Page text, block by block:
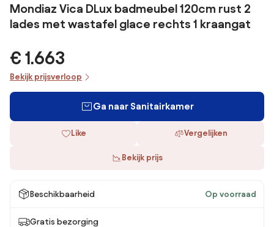
Mondiaz Vica DLux badmeubel 120cm rust 2
lades met wastafel glace rechts 1 kraangat
€ 1.663
Bekijk prijsverloop
Ga naar Sanitairkamer
Like Vergelijken
Bekijk prijs
Beschikbaarheid Op voorraad
Gratis bezorging